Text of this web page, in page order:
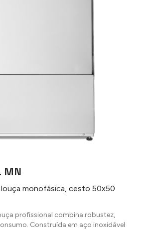
MN
louça monofásica, cesto 50x50
profissional combina robustez,
Construída em aço inoxidável